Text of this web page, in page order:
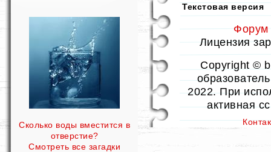
Сколько воды вместится в
отверстие?
Смотреть все загадки
Текстовая версия
Форум
Лицензия
Copyright ©
2022. При
активная